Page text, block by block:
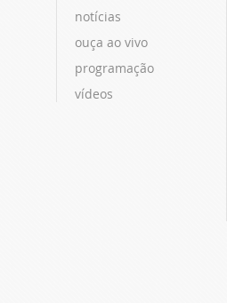
notícias
ouça ao vivo
programação
vídeos